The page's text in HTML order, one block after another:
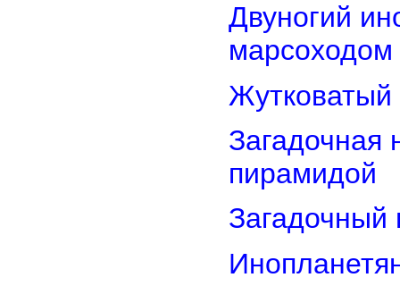
Двуногий
марсоходом
Загадочная
пирамидой